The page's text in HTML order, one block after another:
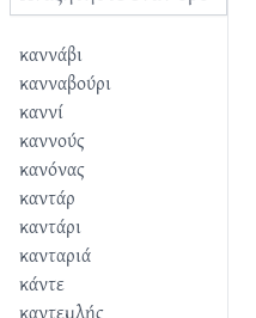
καννάβι
κανναβούρι
καννί
καννούς
κανόνας
καντάρ
καντάρι
κανταριά
κάντε
καντεμλής